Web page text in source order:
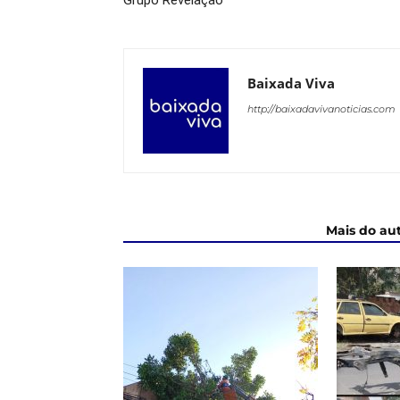
Baixada Viva
http://baixadavivanoticias.com
Mais do